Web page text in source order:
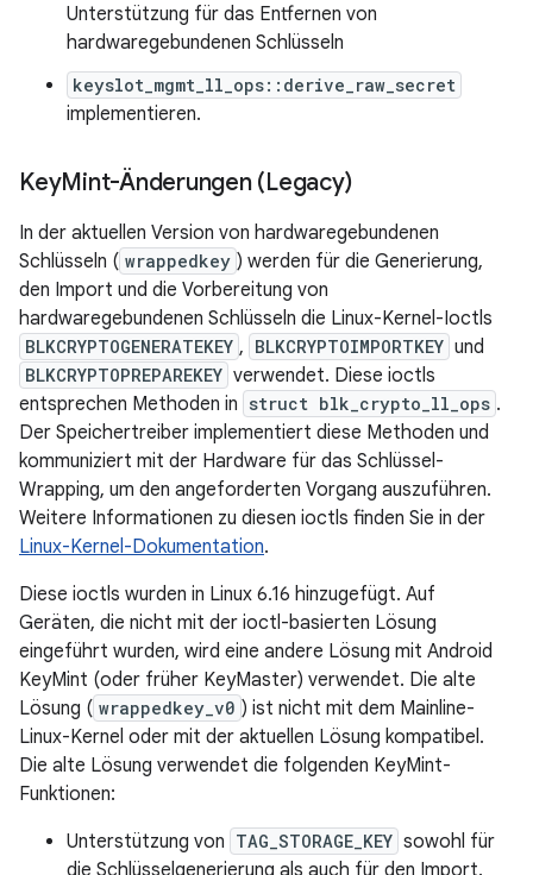
Unterstützung für das Entfernen von
hardwaregebundenen Schlüsseln
keyslot_mgmt_ll_ops::derive_raw_secret
implementieren.
KeyMint-Änderungen (Legacy)
In der aktuellen Version von hardwaregebundenen
Schlüsseln ( wrappedkey ) werden für die Generierung,
den Import und die Vorbereitung von
hardwaregebundenen Schlüsseln die Linux-Kernel-Ioctls
BLKCRYPTOGENERATEKEY , BLKCRYPTOIMPORTKEY und
BLKCRYPTOPREPAREKEY verwendet. Diese ioctls
entsprechen Methoden in struct blk_crypto_ll_ops .
Der Speichertreiber implementiert diese Methoden und
kommuniziert mit der Hardware für das Schlüssel-
Wrapping, um den angeforderten Vorgang auszuführen.
Weitere Informationen zu diesen ioctls finden Sie in der
Linux-Kernel-Dokumentation.
Diese ioctls wurden in Linux 6.16 hinzugefügt. Auf
Geräten, die nicht mit der ioctl-basierten Lösung
eingeführt wurden, wird eine andere Lösung mit Android
KeyMint (oder früher KeyMaster) verwendet. Die alte
Lösung ( wrappedkey_v0 ) ist nicht mit dem Mainline-
Linux-Kernel oder mit der aktuellen Lösung kompatibel.
Die alte Lösung verwendet die folgenden KeyMint-
Funktionen:
Unterstützung von TAG_STORAGE_KEY sowohl für